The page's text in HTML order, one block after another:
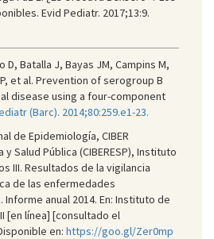
Evid Pediatr. 2017;13:9.
D, Batalla J, Bayas JM, Campins M,
et al. Prevention of serogroup B
disease using a four-component
(Barc). 2014;80:259.e1-23.
de Epidemiología, CIBER
Salud Pública (CIBERESP), Instituto
III. Resultados de la vigilancia
de las enfermedades
anual 2014. En: Instituto de
[en línea] [consultado el
en: https://goo.gl/Zer0mp